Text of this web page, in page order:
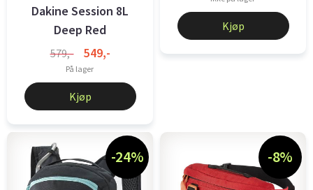
Dakine Session 8L
Deep Red
579,- 549,-
På lager
Kjøp
Kjøp
-24% -8%